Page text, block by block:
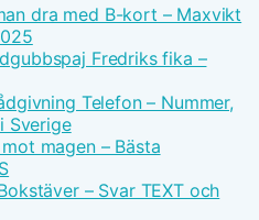
dra med B-kort – Maxvikt
Fredriks fika –
Telefon – Nummer,
Sverige
magen – Bästa
– Svar TEXT och